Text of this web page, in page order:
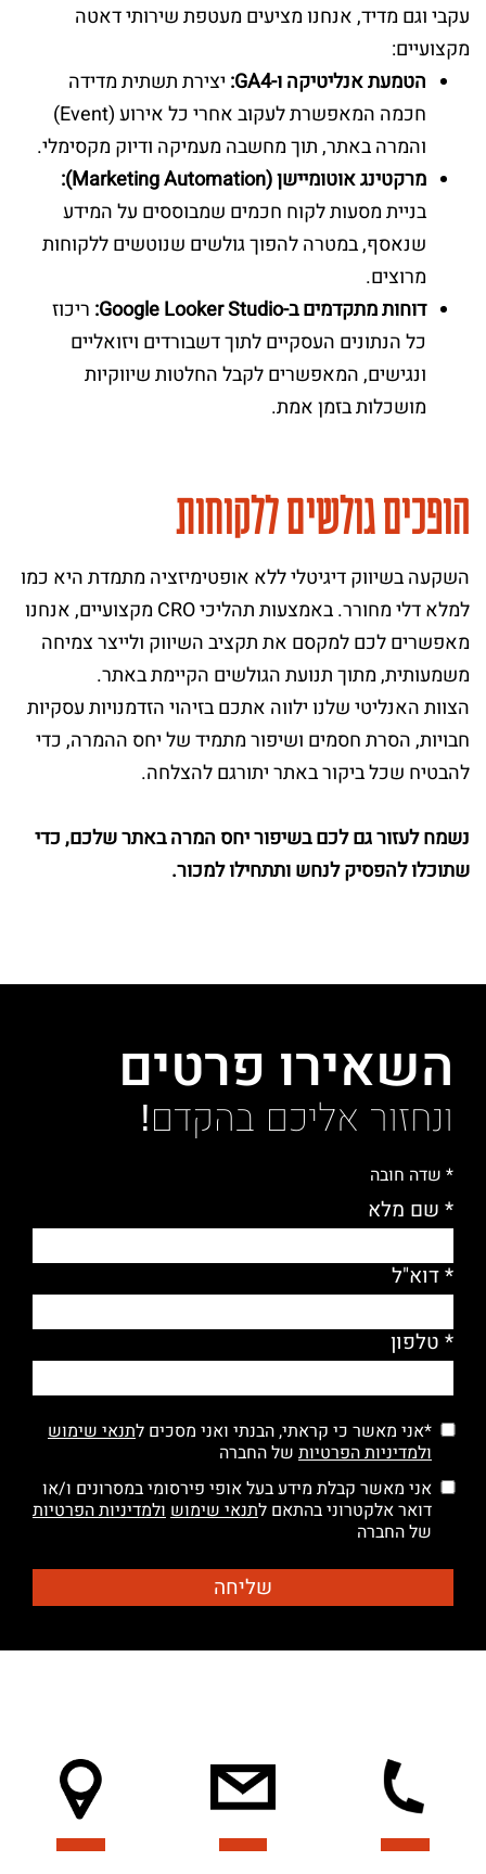
עקבי וגם מדיד, אנחנו מציעים מעטפת שירותי דאטה
מקצועיים:
הטמעת אנליטיקה ו-GA4:
יצירת תשתית מדידה
חכמה המאפשרת לעקוב אחרי כל אירוע (Event)
והמרה באתר, תוך מחשבה מעמיקה ודיוק מקסימלי.
מרקטינג אוטומיישן (Marketing Automation):
בניית מסעות לקוח חכמים שמבוססים על המידע
שנאסף, במטרה להפוך גולשים שנוטשים ללקוחות
מרוצים.
דוחות מתקדמים ב-Google Looker Studio:
ריכוז
כל הנתונים העסקיים לתוך דשבורדים ויזואליים
ונגישים, המאפשרים לקבל החלטות שיווקיות
מושכלות בזמן אמת.
הופכים גולשים ללקוחות
השקעה בשיווק דיגיטלי ללא אופטימיזציה מתמדת היא כמו
למלא דלי מחורר. באמצעות תהליכי CRO מקצועיים, אנחנו
מאפשרים לכם למקסם את תקציב השיווק ולייצר צמיחה
משמעותית, מתוך תנועת הגולשים הקיימת באתר.
הצוות האנליטי שלנו ילווה אתכם בזיהוי הזדמנויות עסקיות
חבויות, הסרת חסמים ושיפור מתמיד של יחס ההמרה, כדי
להבטיח שכל ביקור באתר יתורגם להצלחה.
נשמח לעזור גם לכם בשיפור יחס המרה באתרשלכם, כדי
שתוכלו להפסיק לנחש ותתחילו למכור.
השאירו פרטים
ונחזור אליכם בהקדם!
* שדה חובה
* שם מלא
* דוא"ל
* טלפון
*אני מאשר כי קראתי, הבנתי ואני מסכים לתנאי שימוש
ולמדיניות הפרטיות של החברה
אני מאשר קבלת מידע בעל אופי פירסומי במסרונים ו/או
דואר אלקטרוני בהתאם לתנאי שימושולמדיניות הפרטיות
של החברה